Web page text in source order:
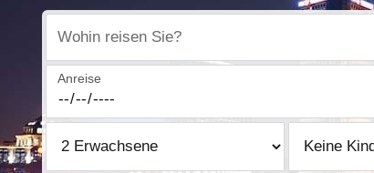
Wohin reisen Sie?
Anreise